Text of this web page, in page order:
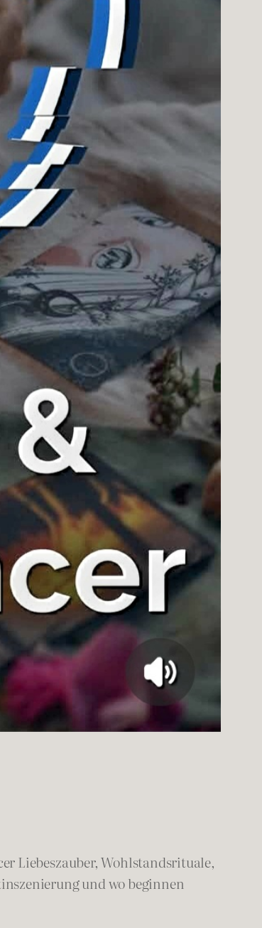
Liebeszauber, Wohlstandsrituale,
und wo beginnen